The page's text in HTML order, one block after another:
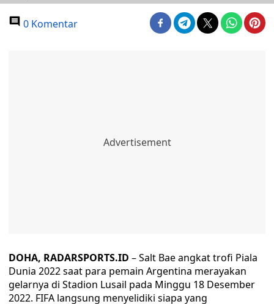
0 Komentar
DOHA, RADARSPORTS.ID – Salt Bae angkat trofi Piala
Dunia 2022 saat para pemain Argentina merayakan
gelarnya di Stadion Lusail pada Minggu 18 Desember
2022. FIFA langsung menyelidiki siapa yang